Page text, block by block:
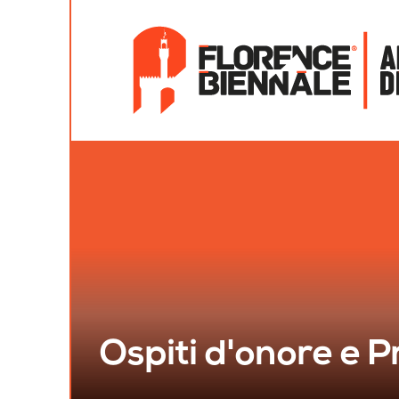
Ospiti d'onore e